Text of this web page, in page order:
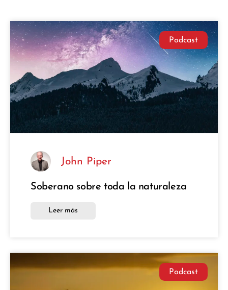
Podcast
John Piper
Soberano sobre toda la naturaleza
Leer más
Podcast